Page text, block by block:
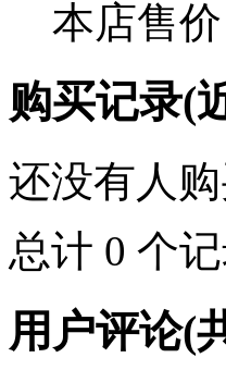
本店售价
购买记录(
还没有人
总计 0 个
用户评论(